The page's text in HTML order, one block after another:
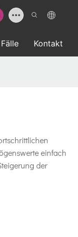
Fälle Kontakt
einfach
der